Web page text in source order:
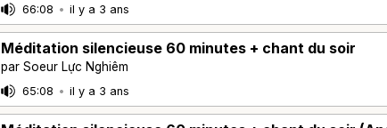
66:08 • il y a 3 ans
Méditation silencieuse 60 minutes + chant du soir
par Soeur Lực Nghiêm
65:08 • il y a 3 ans